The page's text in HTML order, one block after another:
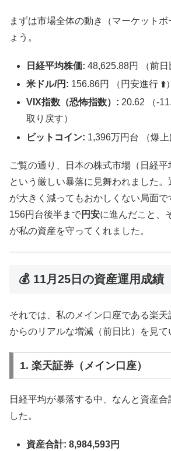
まずは市場全体の動き（マーケット
ょう。
日経平均株価: 48,625.88円 （前
米ドル/円: 156.86円 （円安進行 ⬆️）
VIX指数（恐怖指数）: 20.62 （-
取り戻す）
ビットコイン: 1,396万円台 （爆上
ご覧の通り、日本の株式市場（日経平
という厳しい暴落に見舞われました
が大きく減ってもおかしくない局面
156円台後半まで円安に進んだこと、
が私の資産を守ってくれました。
💰 11月25日の資産運用成績
それでは、私のメイン口座である楽天
からのリアルな増減（前日比）を見て
1. 楽天証券（メイン口座）
日経平均が暴落する中、なんと資産合
した。
資産合計: 8,984,593円